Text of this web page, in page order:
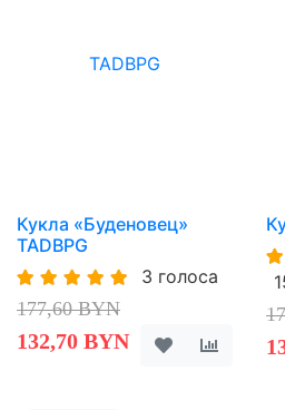
Кукла «Буденовец»
TADBPG
3 голоса
177,60 BYN
132,70 BYN